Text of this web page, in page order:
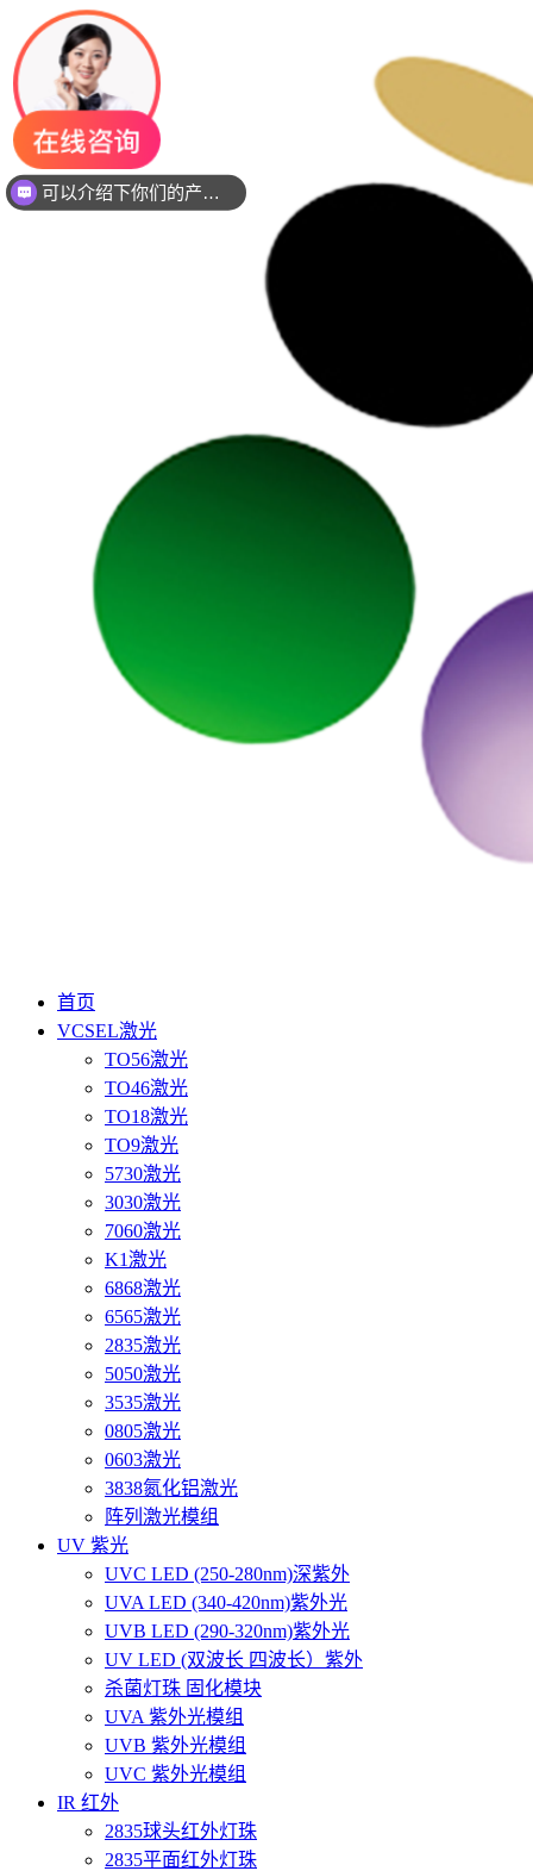
首页
VCSEL激光
TO56激光
TO46激光
TO18激光
TO9激光
5730激光
3030激光
7060激光
K1激光
6868激光
6565激光
2835激光
5050激光
3535激光
0805激光
0603激光
3838氮化铝激光
阵列激光模组
UV 紫光
UVC LED (250-280nm)深紫外
UVA LED (340-420nm)紫外光
UVB LED (290-320nm)紫外光
UV LED (双波长 四波长）紫外
杀菌灯珠 固化模块
UVA 紫外光模组
UVB 紫外光模组
UVC 紫外光模组
IR 红外
2835球头红外灯珠
2835平面红外灯珠
你们是是需要贴片还是插件灯珠呢？